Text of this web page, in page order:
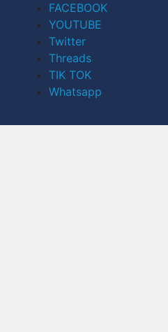
FACEBOOK
YOUTUBE
Twitter
Threads
TIK TOK
Whatsapp